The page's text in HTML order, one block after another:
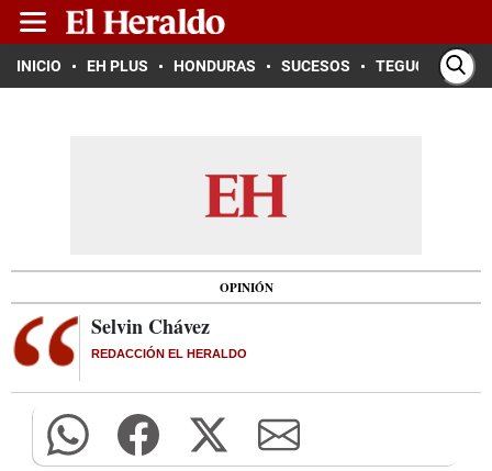
INICIO EH PLUS HONDURAS SUCESOS TEGUCIGALPA
OPINIÓN
Selvin Chávez
REDACCIÓN EL HERALDO